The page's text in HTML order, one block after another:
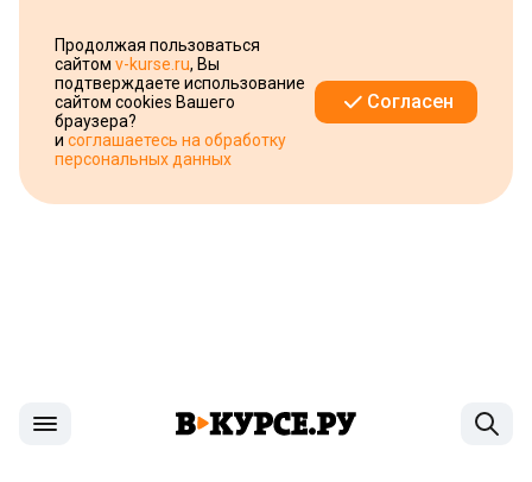
Продолжая пользоваться
сайтом v-kurse.ru, Вы
подтверждаете использование
сайтом cookies Вашего
браузера?
и соглашаетесь на обработку
персональных данных
Согласен